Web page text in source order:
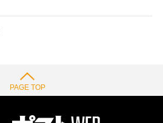
PAGE TOP